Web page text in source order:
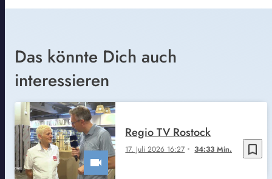
Das könnte Dich auch
interessieren
bookmark_border
17. Juli 2026 16:27 34:33 Min.
Regio TV Rostock